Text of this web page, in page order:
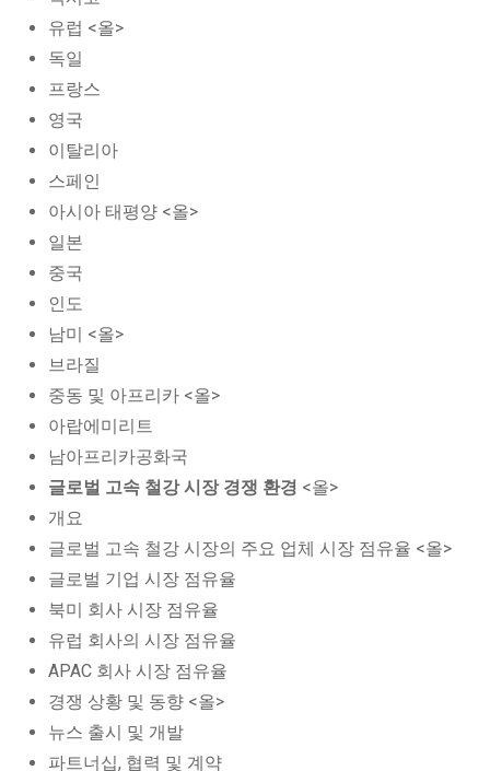
유럽 <올>
독일
프랑스
영국
이탈리아
스페인
아시아 태평양 <올>
일본
중국
인도
남미 <올>
브라질
중동 및 아프리카 <올>
아랍에미리트
남아프리카공화국
글로벌 고속 철강 시장 경쟁 환경 <올>
개요
글로벌 고속 철강 시장의 주요 업체 시장 점유율 <올>
글로벌 기업 시장 점유율
북미 회사 시장 점유율
유럽 회사의 시장 점유율
APAC 회사 시장 점유율
경쟁 상황 및 동향 <올>
뉴스 출시 및 개발
파트너십, 협력 및 계약